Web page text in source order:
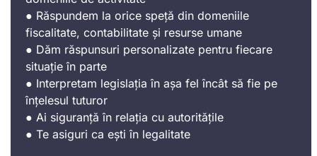
● Răspundem la orice speță din domeniile
fiscalitate, contabilitate și resurse umane
● Dăm răspunsuri personalizate pentru fiecare
situație în parte
● Interpretam legislația în așa fel încât să fie pe
înțelesul tuturor
● Ai siguranță în relația cu autoritățile
● Te asiguri ca ești în legalitate